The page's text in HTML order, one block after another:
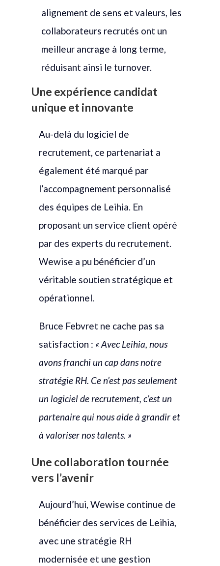
alignement de sens et valeurs, les
collaborateurs recrutés ont un
meilleur ancrage à long terme,
réduisant ainsi le turnover.
Une expérience candidat
unique et innovante
Au-delà du logiciel de
recrutement, ce partenariat a
également été marqué par
l’accompagnement personnalisé
des équipes de Leihia. En
proposant un service client opéré
par des experts du recrutement.
Wewise a pu bénéficier d’un
véritable soutien stratégique et
opérationnel.
Bruce Febvret ne cache pas sa
satisfaction : « Avec Leihia, nous
avons franchi un cap dans notre
stratégie RH. Ce n’est pas seulement
un logiciel de recrutement, c’est un
partenaire qui nous aide à grandir et
à valoriser nos talents. »
Une collaboration tournée
vers l’avenir
Aujourd’hui, Wewise continue de
bénéficier des services de Leihia,
avec une stratégie RH
modernisée et une gestion